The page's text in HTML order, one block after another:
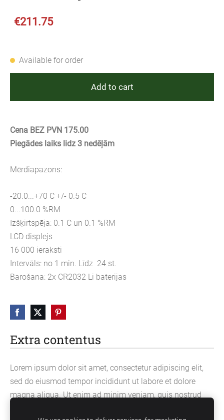
Extra contentus
Lorem ipsum dolor sit amet, consectetur adipiscing elit,
sed do eiusmod tempor incididunt ut labore et dolore
magna aliqua. Ut enim ad minim veniam, quis nostrud
€211.75
Available for order
Add to cart
Cena BEZ PVN 175.00
Piegādes laiks lidz 3 nedēļām
Mērdiapazons:
-20.0...+70 C +/- 0.5 C
0...100.0 %RM
Izšķirtspēja: 0.1 C un 0.1 %RM
LCD displejs
16 000 ieraksti
Intervāls: no 1 min. Līdz 24 st.
Barošana: 2x CR2032 Li baterijas